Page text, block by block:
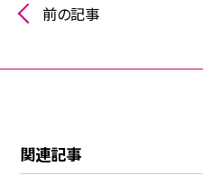
前の記事
関連記事